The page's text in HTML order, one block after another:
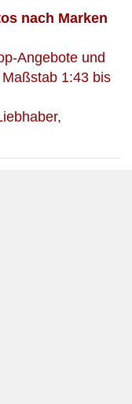
nach Marken
Angebote und
1:43 bis